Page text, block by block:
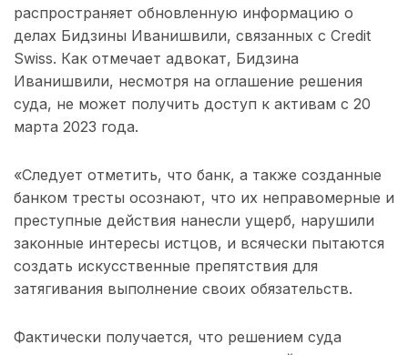
распространяет обновленную информацию о
делах Бидзины Иванишвили, связанных с Credit
Swiss. Как отмечает адвокат, Бидзина
Иванишвили, несмотря на оглашение решения
суда, не может получить доступ к активам с 20
марта 2023 года.
«Следует отметить, что банк, а также созданные
банком тресты осознают, что их неправомерные и
преступные действия нанесли ущерб, нарушили
законные интересы истцов, и всячески пытаются
создать искусственные препятствия для
затягивания выполнение своих обязательств.
Фактически получается, что решением суда